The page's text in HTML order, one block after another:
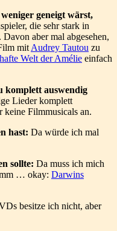
geneigt wärst,
die sehr stark in
aber mal abgesehen,
mit Audrey Tautou zu
Welt der Amélie einfach
komplett auswendig
Lieder komplett
keine Filmmusicals an.
hast: Da würde ich mal
sollte: Da muss ich mich
… okay: Darwins
besitze ich nicht, aber